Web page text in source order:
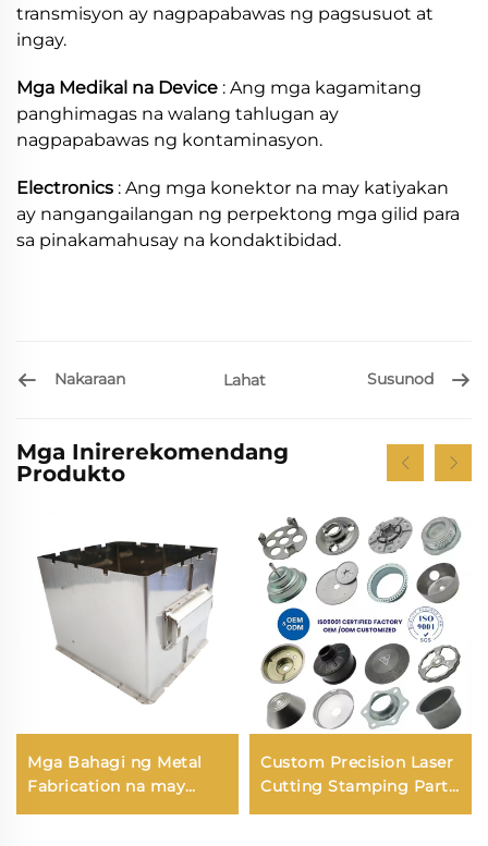
transmisyon ay nagpapabawas ng pagsusuot at
ingay.
Mga Medikal na Device : Ang mga kagamitang
panghimagas na walang tahlugan ay
nagpapabawas ng kontaminasyon.
Electronics : Ang mga konektor na may katiyakan
ay nangangailangan ng perpektong mga gilid para
sa pinakamahusay na kondaktibidad.
Nakaraan Lahat Susunod
Mga Inirerekomendang
Produkto
Mga Bahagi ng Metal
Fabrication na may
Steel Stamping,
Custom Precision Laser
Cutting Stamping Parts
Stainless Aluminum